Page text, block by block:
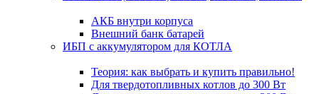
АКБ внутри корпуса
Внешний банк батарей
ИБП с аккумулятором для КОТЛА
Теория: как выбрать и купить правильно!
Для твердотопливных котлов до 300 Вт